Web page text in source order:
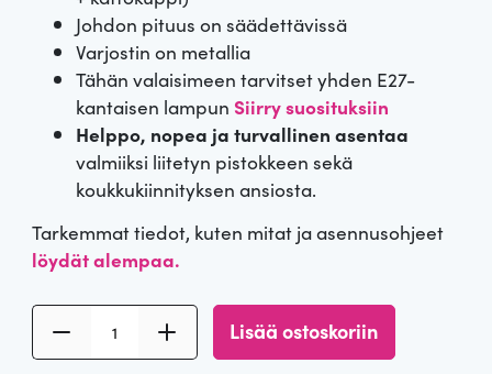
Johdon pituus on säädettävissä
Varjostin on metallia
Tähän valaisimeen tarvitset yhden E27-
kantaisen lampun Siirry suosituksiin
Helppo, nopea ja turvallinen asentaa
valmiiksi liitetyn pistokkeen sekä
koukkukiinnityksen ansiosta.
Tarkemmat tiedot, kuten mitat ja asennusohjeet
löydät alempaa.
Lisää ostoskoriin